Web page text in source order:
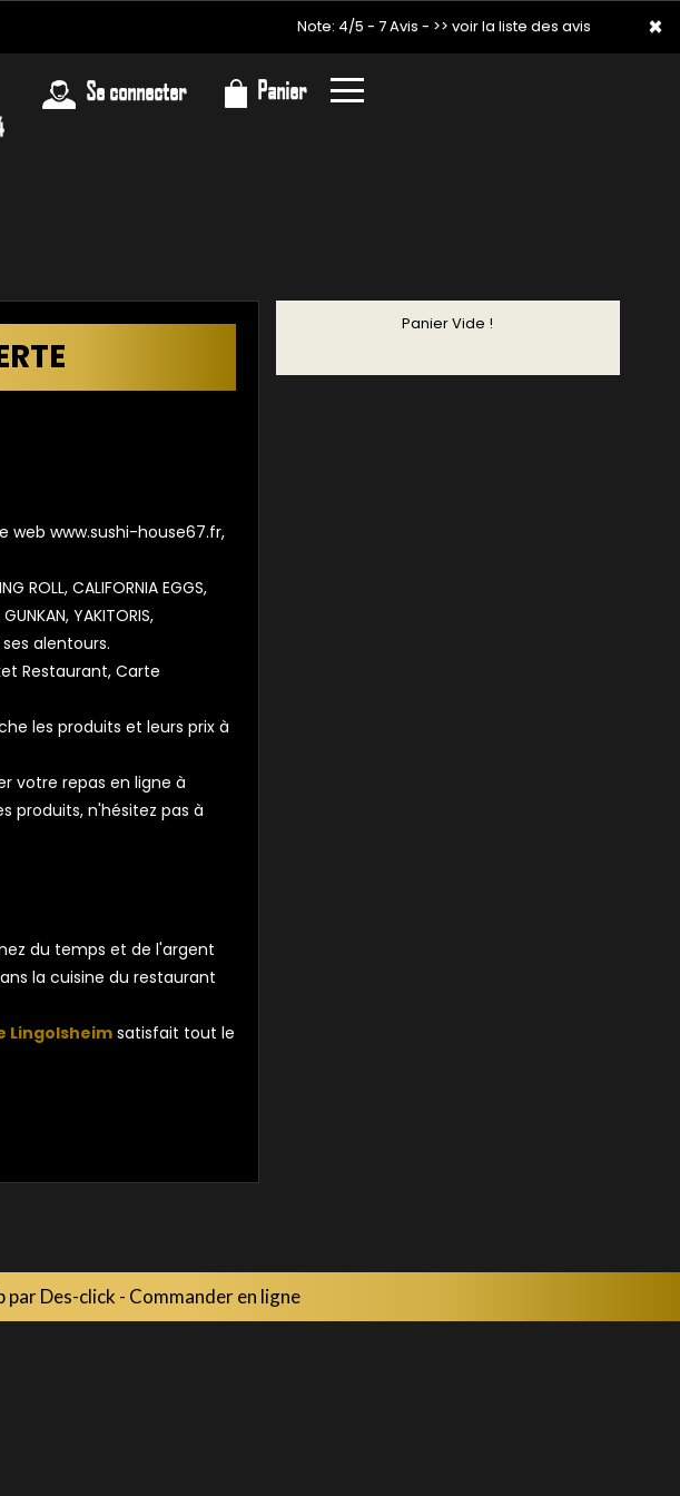
×
Note: 4/5 - 7 Avis - >> voir la liste des avis
Se connecter Panier
×
www.sushi-house67.fr,
ROLL, CALIFORNIA EGGS,
YAKITORIS,
ses alentours.
Restaurant, Carte
les produits et leurs prix à
votre repas en ligne à
produits, n'hésitez pas à
du temps et de l'argent
la cuisine du restaurant
Lingolsheimsatisfait tout le
Panier Vide !
parDes-click - Commander en ligne